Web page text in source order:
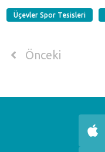
Üçevler Spor Tesisleri
Önceki